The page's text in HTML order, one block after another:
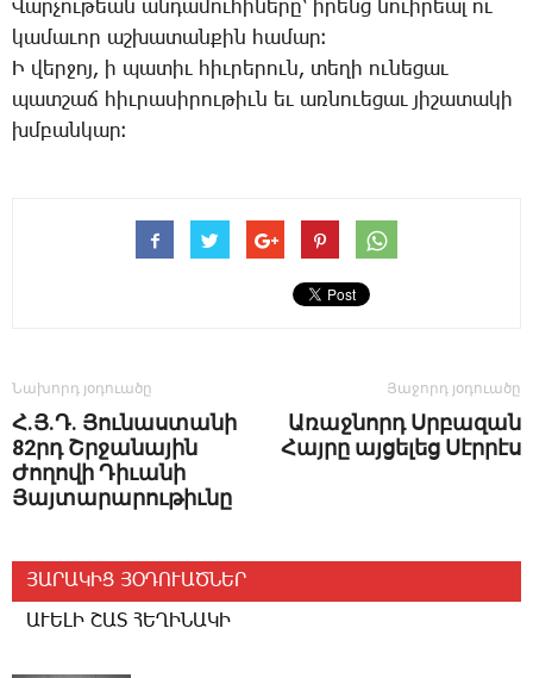
­Վար­չու­թեան ան­դա­մու­հի­նե­րը՝ ի­րենց նո­ւի­րեալ ու
կա­մա­ւոր աշ­խա­տան­քին հա­մար։
Ի վեր­ջոյ, ի պա­տիւ հիւ­րե­րուն, տե­ղի ու­նե­ցաւ
պատ­շաճ հիւ­րա­սի­րու­թիւն եւ առ­նո­ւե­ցաւ յի­շա­տա­կի
խմբան­կար։
Նախորդ յօդուածը
Հ.Յ.Դ. Յունաստանի
82րդ Շրջանային
Ժողովի Դիւանի
Յայտարարութիւնը
Յաջորդ յօդուածը
Առաջնորդ Սրբազան
Հայրը այցելեց Սէրրէս
ՅԱՐԱԿԻՑ ՅՕԴՈՒԱԾՆԵՐ
ԱՒԵԼԻ ՇԱՏ ՀԵՂԻՆԱԿԻ